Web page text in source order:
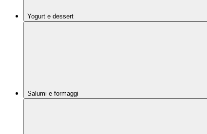
Yogurt e dessert
Salumi e formaggi